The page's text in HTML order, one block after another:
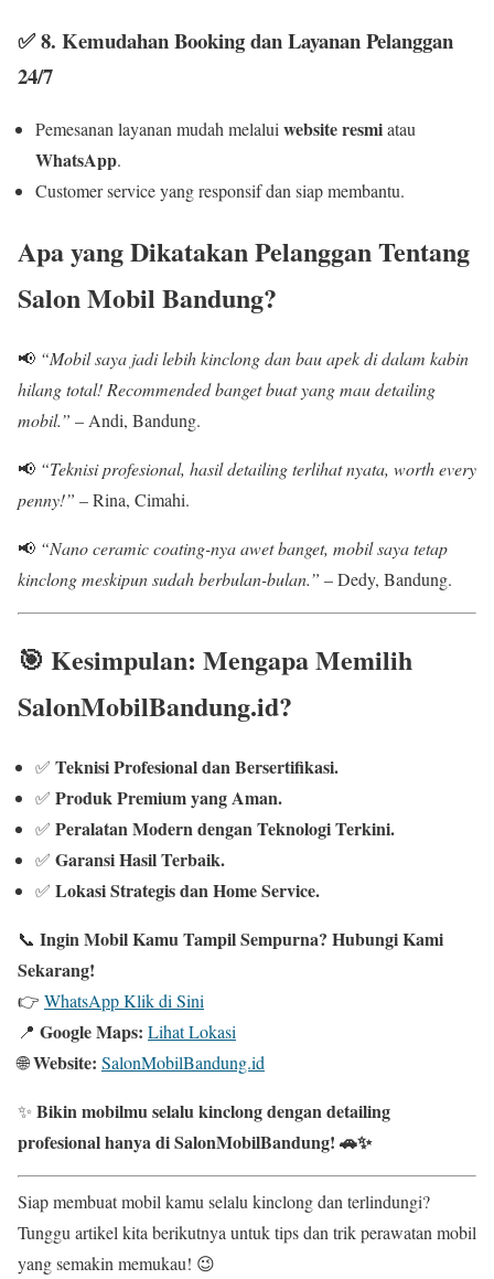
✅8. Kemudahan Booking dan Layanan Pelanggan
24/7
Pemesanan layanan mudah melaluiwebsite resmiatau
WhatsApp.
Customer service yang responsif dan siap membantu.
Apa yang Dikatakan Pelanggan Tentang
Salon Mobil Bandung?
📢 “Mobil saya jadi lebih kinclong dan bau apek di dalam kabin
hilang total! Recommended banget buat yang mau detailing
mobil.” – Andi, Bandung.
📢 “Teknisi profesional, hasil detailing terlihat nyata, worth every
penny!” – Rina, Cimahi.
📢 “Nano ceramic coating-nya awet banget, mobil saya tetap
kinclong meskipun sudah berbulan-bulan.” – Dedy, Bandung.
🎯 Kesimpulan: Mengapa Memilih
SalonMobilBandung.id?
✅ Teknisi Profesional dan Bersertifikasi.
✅ Produk Premium yang Aman.
✅ Peralatan Modern dengan Teknologi Terkini.
✅ Garansi Hasil Terbaik.
✅ Lokasi Strategis dan Home Service.
📞 Ingin Mobil Kamu Tampil Sempurna? Hubungi Kami
Sekarang!
👉 WhatsApp Klik di Sini
📍 Google Maps: Lihat Lokasi
🌐Website: SalonMobilBandung.id
✨ Bikin mobilmu selalu kinclong dengan detailing
profesional hanya di SalonMobilBandung! 🚗✨
Siap membuat mobil kamu selalu kinclong dan terlindungi?
Tunggu artikel kita berikutnya untuk tips dan trik perawatan mobil
yang semakin memukau! 😉